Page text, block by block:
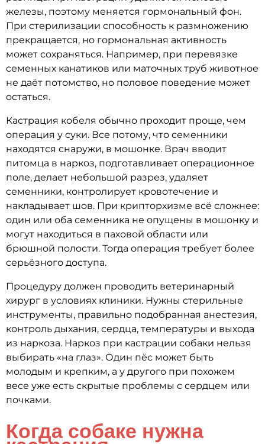
железы, поэтому меняется гормональный фон.
При стерилизации способность к размножению
прекращается, но гормональная активность
может сохраняться. Например, при перевязке
семенных канатиков или маточных труб животное
не даёт потомство, но половое поведение может
остаться.
Кастрация кобеля обычно проходит проще, чем
операция у суки. Все потому, что семенники
находятся снаружи, в мошонке. Врач вводит
питомца в наркоз, подготавливает операционное
поле, делает небольшой разрез, удаляет
семенники, контролирует кровотечение и
накладывает шов. При крипторхизме всё сложнее:
один или оба семенника не опущены в мошонку и
могут находиться в паховой области или
брюшной полости. Тогда операция требует более
серьёзного доступа.
Процедуру должен проводить ветеринарный
хирург в условиях клиники. Нужны стерильные
инструменты, правильно подобранная анестезия,
контроль дыхания, сердца, температуры и выхода
из наркоза. Наркоз при кастрации собаки нельзя
выбирать «на глаз». Один пёс может быть
молодым и крепким, а у другого при похожем
весе уже есть скрытые проблемы с сердцем или
почками.
Когда собаке нужна